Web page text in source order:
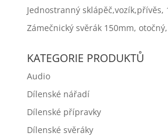
Jednostranný sklápěč,vozík,přívěs,
Zámečnický svěrák 150mm,
KATEGORIE PRODUKTŮ
Audio
Dílenské nářadí
Dílenské přípravky
Dílenské svěráky